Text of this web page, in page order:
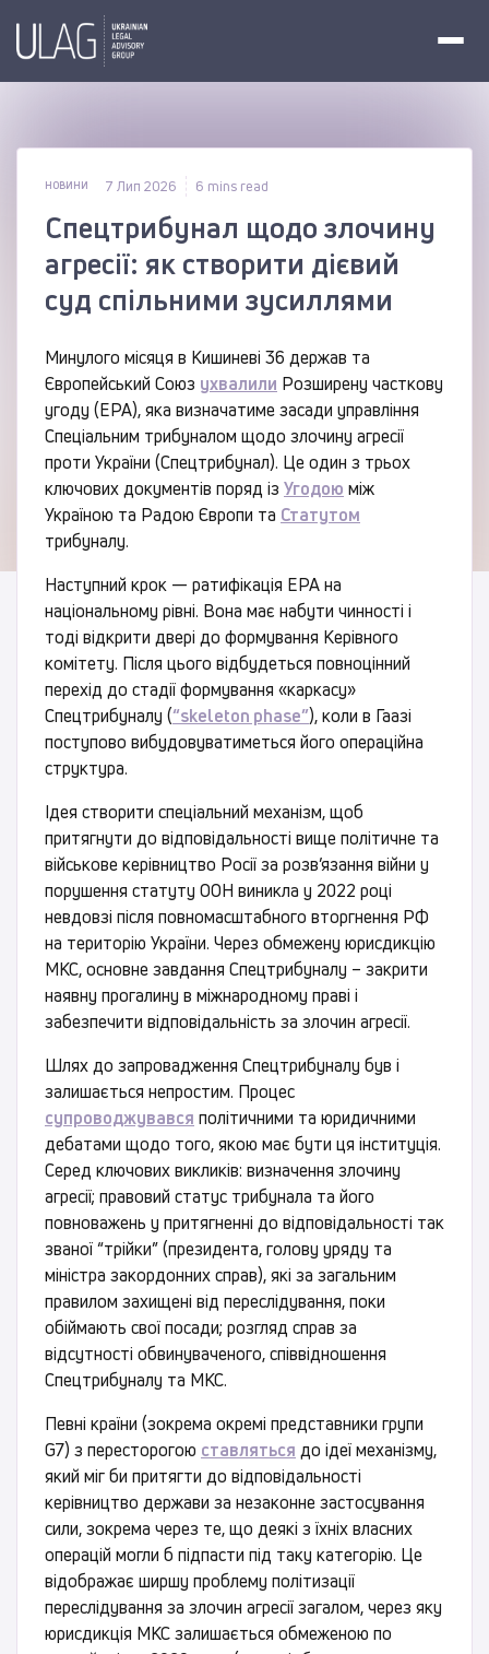
НОВИНИ 7 Лип 2026 6 mins read
Спецтрибунал щодо злочину
агресії: як створити дієвий
суд спільними зусиллями
Минулого місяця в Кишиневі 36 держав та
Європейський Союз ухвалили Розширену часткову
угоду (EPA), яка визначатиме засади управління
Спеціальним трибуналом щодо злочину агресії
проти України (Спецтрибунал). Це один з трьох
ключових документів поряд із Угодою між
Україною та Радою Європи та Статутом
трибуналу.
Наступний крок — ратифікація EPA на
національному рівні. Вона має набути чинності і
тоді відкрити двері до формування Керівного
комітету. Після цього відбудеться повноцінний
перехід до стадії формування «каркасу»
Спецтрибуналу (“skeleton phase”), коли в Гаазі
поступово вибудовуватиметься його операційна
структура.
Ідея створити спеціальний механізм, щоб
притягнути до відповідальності вище політичне та
військове керівництво Росії за розв’язання війни у
порушення статуту ООН виникла у 2022 році
невдовзі після повномасштабного вторгнення РФ
на територію України. Через обмежену юрисдикцію
МКС, основне завдання Спецтрибуналу – закрити
наявну прогалину в міжнародному праві і
забезпечити відповідальність за злочин агресії.
Шлях до запровадження Спецтрибуналу був і
залишається непростим. Процес
супроводжувався політичними та юридичними
дебатами щодо того, якою має бути ця інституція.
Серед ключових викликів: визначення злочину
агресії; правовий статус трибунала та його
повноважень у притягненні до відповідальності так
званої “трійки” (президента, голову уряду та
міністра закордонних справ), які за загальним
правилом захищені від переслідування, поки
обіймають свої посади; розгляд справ за
відсутності обвинуваченого, співвідношення
Спецтрибуналу та МКС.
Певні країни (зокрема окремі представники групи
G7) з пересторогою ставляться до ідеї механізму,
який міг би притягти до відповідальності
керівництво держави за незаконне застосування
сили, зокрема через те, що деякі з їхніх власних
операцій могли б підпасти під таку категорію. Це
відображає ширшу проблему політизації
переслідування за злочин агресії загалом, через яку
юрисдикція МКС залишається обмеженою по